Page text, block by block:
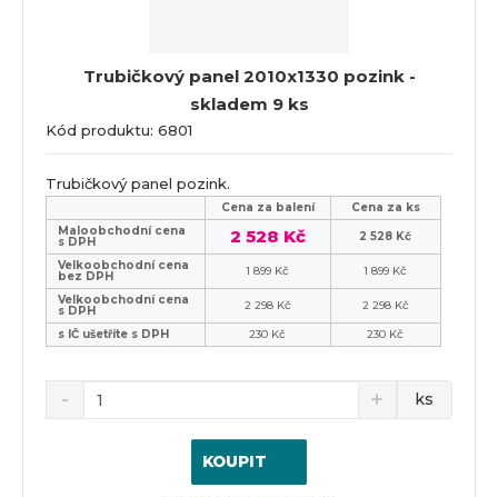
Trubičkový panel 2010x1330 pozink -
skladem 9 ks
Kód produktu: 6801
Trubičkový panel pozink.
Cena za balení
Cena za ks
Maloobchodní cena
s DPH 2 528 Kč
2 528 Kč
Velkoobchodní cena
bez DPH 1 899 Kč
1 899 Kč
Velkoobchodní cena
s DPH 2 298 Kč
2 298 Kč
s IČ ušetříte s DPH
230 Kč 230 Kč
ks
KOUPIT